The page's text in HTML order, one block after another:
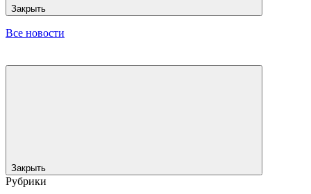
Закрыть
Все новости
Закрыть
Рубрики